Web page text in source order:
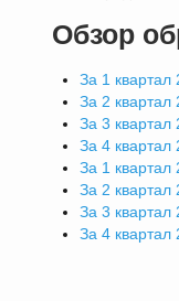
Обзор
За 1 квартал
За 2 квартал
За 3 квартал
За 4 квартал
За 1 квартал
За 2 квартал
За 3 квартал
За 4 квартал